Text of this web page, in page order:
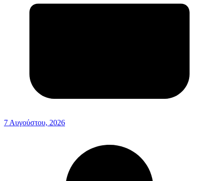
7 Αυγούστου, 2026